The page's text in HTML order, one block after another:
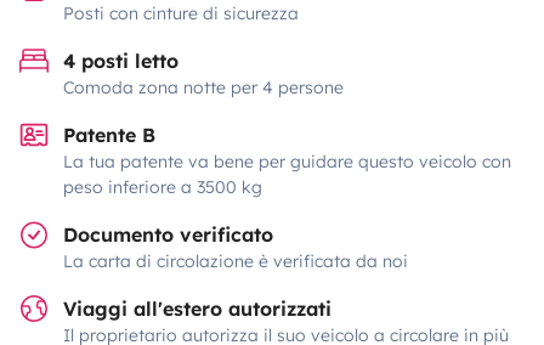
Posti con cinture di sicurezza
4 posti letto
Comoda zona notte per 4 persone
Patente B
La tua patente va bene per guidare questo veicolo con
peso inferiore a 3500 kg
Documento verificato
La carta di circolazione è verificata da noi
Viaggi all'estero autorizzati
Il proprietario autorizza il suo veicolo a circolare in più